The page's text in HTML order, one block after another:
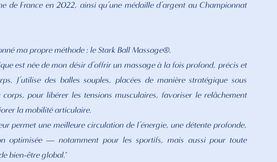
de France en 2022, ainsi qu’une médaille d’argent au Championnat
ma propre méthode : le Stark Ball Massage®.
est née de mon désir d’offrir un massage à la fois profond, précis et
J’utilise des balles souples, placées de manière stratégique sous
corps, pour libérer les tensions musculaires, favoriser le relâchement
la mobilité articulaire.
permet une meilleure circulation de l’énergie, une détente profonde,
optimisée — notamment pour les sportifs, mais aussi pour toute
bien-être global."